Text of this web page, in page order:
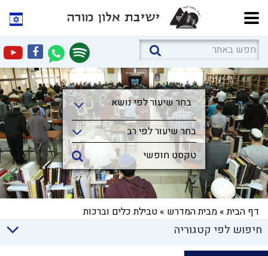
בחר שיעור לפי נושא
בחר שיעור לפי נושא
בחר שיעור לפי רב
דף הבית» מבית המדרש » טבילת כלים וברכות
חיפוש לפי קטגוריה